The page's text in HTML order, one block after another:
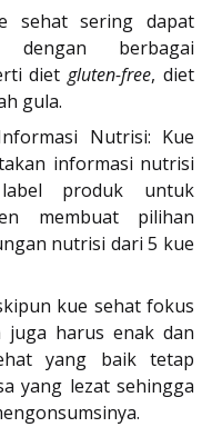
sehat sering dapat
dengan berbagai
dietgluten-free, diet
gula.
Nutrisi: Kue
informasi nutrisi
produk untuk
membuat pilihan
nutrisi dari 5 kue
kue sehat fokus
juga harus enak dan
yang baik tetap
yang lezat sehingga